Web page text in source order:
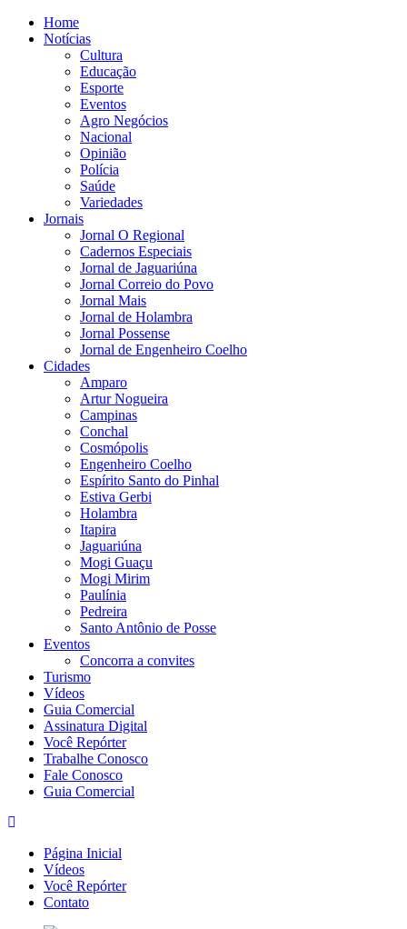
Home
Notícias
Cultura
Educação
Esporte
Eventos
Agro Negócios
Nacional
Opinião
Polícia
Saúde
Variedades
Jornais
Jornal O Regional
Cadernos Especiais
Jornal de Jaguariúna
Jornal Correio do Povo
Jornal Mais
Jornal de Holambra
Jornal Possense
Jornal de Engenheiro Coelho
Cidades
Amparo
Artur Nogueira
Campinas
Conchal
Cosmópolis
Engenheiro Coelho
Espírito Santo do Pinhal
Estiva Gerbi
Holambra
Itapira
Jaguariúna
Mogi Guaçu
Mogi Mirim
Paulínia
Pedreira
Santo Antônio de Posse
Eventos
Concorra a convites
Turismo
Vídeos
Guia Comercial
Assinatura Digital
Você Repórter
Trabalhe Conosco
Fale Conosco
Guia Comercial
Página Inicial
Vídeos
Você Repórter
Contato